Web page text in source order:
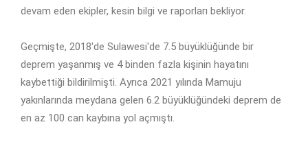
devam eden ekipler, kesin bilgi ve raporları bekliyor.
Geçmişte, 2018'de Sulawesi'de 7.5 büyüklüğünde bir
deprem yaşanmış ve 4 binden fazla kişinin hayatını
kaybettiği bildirilmişti. Ayrıca 2021 yılında Mamuju
yakınlarında meydana gelen 6.2 büyüklüğündeki deprem de
en az 100 can kaybına yol açmıştı.